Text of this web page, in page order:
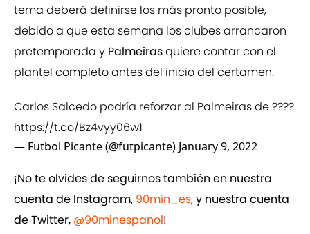
tema deberá definirse los más pronto posible,
debido a que esta semana los clubes arrancaron
pretemporada y Palmeirasquiere contar con el
plantel completo antes del inicio del certamen.
Carlos Salcedo podría reforzar al Palmeiras de ????
https://t.co/Bz4vyy06w1
— Futbol Picante (@futpicante) January 9, 2022
¡No te olvides de seguirnos también en nuestra
cuenta de Instagram, 90min_es, y nuestra cuenta
de Twitter, @90minespanol!